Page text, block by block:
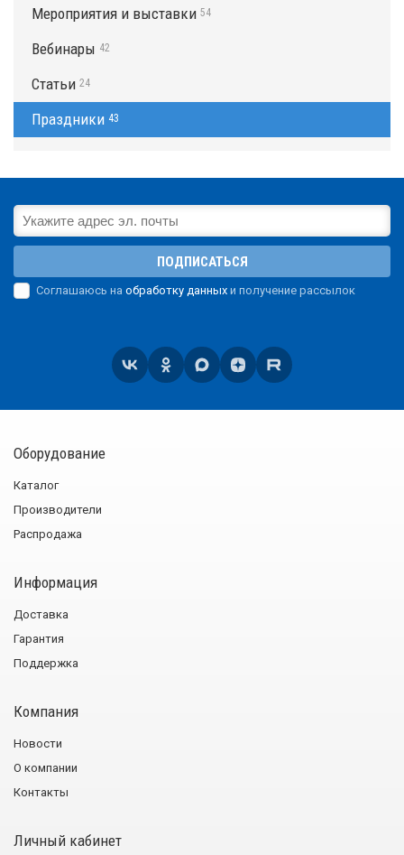
Мероприятия и выставки 54
Вебинары 42
Статьи 24
Праздники 43
ПОДПИСАТЬСЯ
Соглашаюсь на обработку данных и получение рассылок
Оборудование
Каталог
Производители
Распродажа
Информация
Доставка
Гарантия
Поддержка
Компания
Новости
О компании
Контакты
Личный кабинет